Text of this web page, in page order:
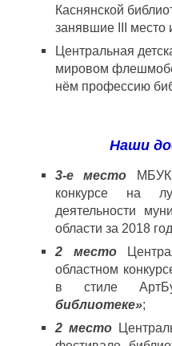
Каснянской
занявшие III место
Центральная
мировом
нём профессию
Наши
3-е место МБУК
конкурсе на
деятельности
области за 2018
2 место
областном
в стиле
библиотеке»;
2 место